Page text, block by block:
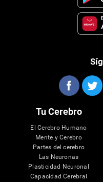
Tu Cerebro
El Cerebro Humano
Mente y Cerebro
Partes del cerebro
Las Neuronas
Plasticidad Neuronal
Capacidad Cerebral